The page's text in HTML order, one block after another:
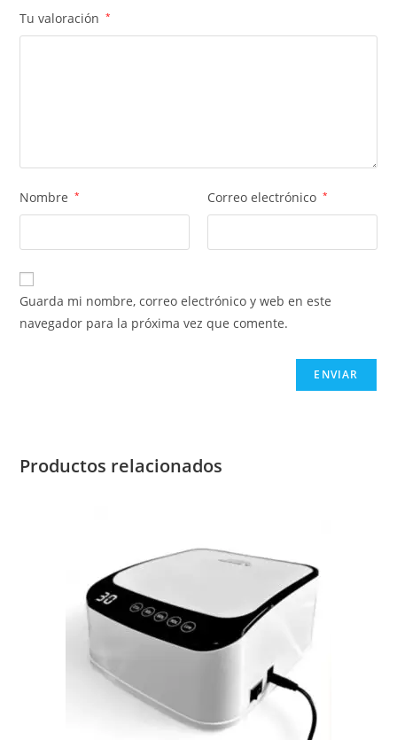
Tu valoración *
Nombre * Correo electrónico *
Guarda mi nombre, correo electrónico y web en este
navegador para la próxima vez que comente.
Productos relacionados